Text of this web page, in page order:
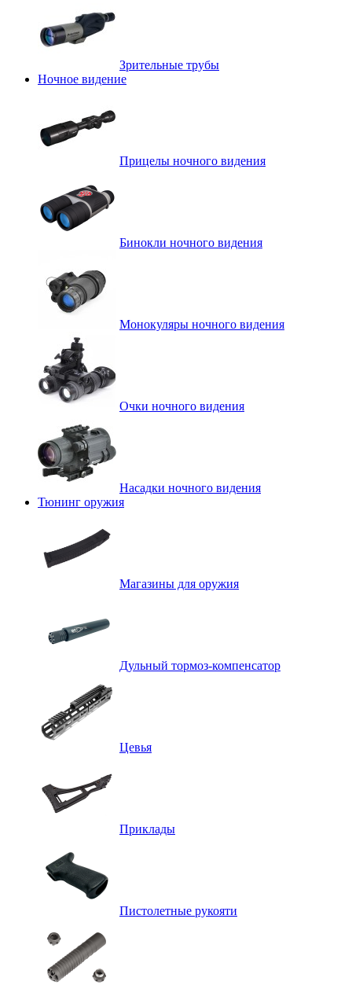
Зрительные трубы
Ночное видение
Прицелы ночного видения
Бинокли ночного видения
Монокуляры ночного видения
Очки ночного видения
Насадки ночного видения
Тюнинг оружия
Магазины для оружия
Дульный тормоз-компенсатор
Цевья
Приклады
Пистолетные рукояти